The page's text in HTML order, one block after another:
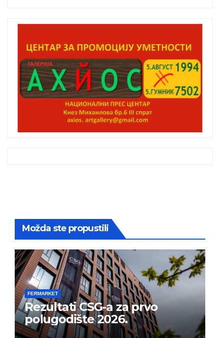
Možda ste propustili
FERMARKET
Rezultati CSG-a za prvo
polugodište 2026.